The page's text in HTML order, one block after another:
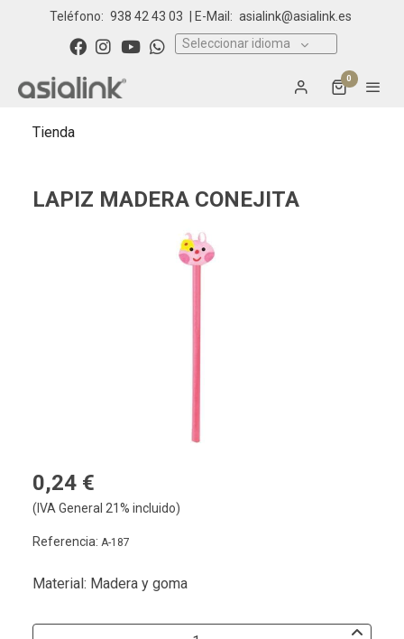
Teléfono: 938 42 43 03 | E-Mail: asialink@asialink.es
Seleccionar idioma
0
Tienda
LAPIZ MADERA CONEJITA
0,24 €
(IVA General 21% incluido)
Referencia: A-187
Material: Madera y goma